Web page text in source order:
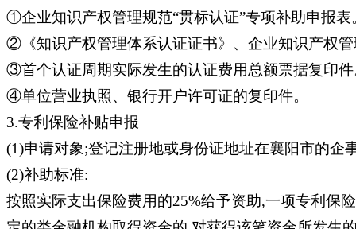
①企业知识产权管理规范“贯标认证”专项补助申报表
②《知识产权管理体系认证证书》、企业知识产权
③首个认证周期实际发生的认证费用总额票据复印
④单位营业执照、银行开户许可证的复印件。
3.专利保险补贴申报
(1)申请对象;登记注册地或身份证地址在襄阳市的企
(2)补助标准:
按照实际支出保险费用的25%给予资助,一项专利保